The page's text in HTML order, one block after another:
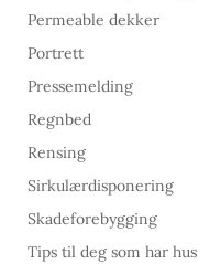
Permeable dekker
Portrett
Pressemelding
Regnbed
Rensing
Sirkulærdisponering
Skadeforebygging
Tips til deg som har hus